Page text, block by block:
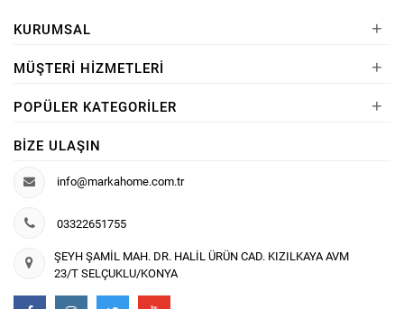
KURUMSAL +
MÜŞTERI HIZMETLERI +
POPÜLER KATEGORILER +
BIZE ULAŞIN
info@markahome.com.tr
03322651755
ŞEYH ŞAMİL MAH. DR. HALİL ÜRÜN CAD. KIZILKAYA AVM
23/T SELÇUKLU/KONYA